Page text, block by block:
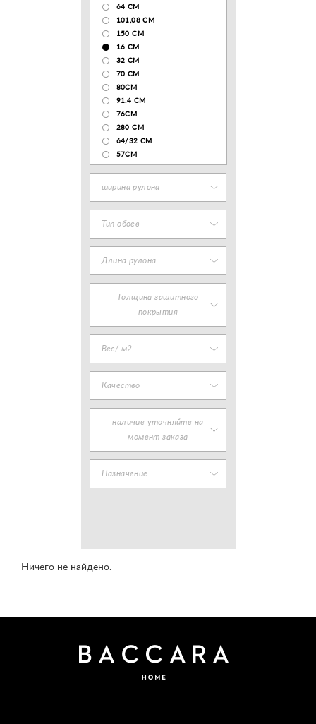
64 СМ
101,08 CM
150 CM
16 СМ
32 СМ
70 CM
80СМ
91.4 СМ
76СМ
280 СМ
64/32 СМ
57СМ
ширина рулона
Тип обоев
Длина рулона
Толщина защитного
покрытия
Вес/ м2
Качество
наличие уточняйте на
момент заказа
Назначение
Ничего не найдено.